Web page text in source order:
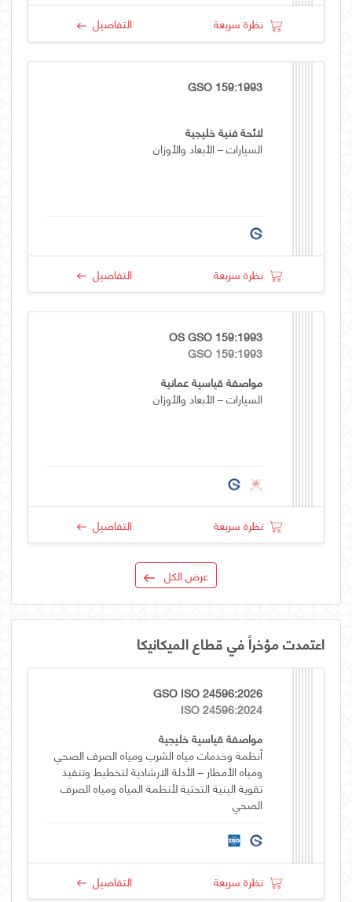
نظرة سريعة التفاصيل
GSO 159:1993
لائحة فنية خليجية
السيارات – الأبعاد والأوزان
نظرة سريعة التفاصيل
OS GSO 159:1993
GSO 159:1993
مواصفة قياسية عمانية
السيارات – الأبعاد والأوزان
نظرة سريعة التفاصيل
عرض الكل
اعتمدت مؤخراً في قطاع الميكانيكا
GSO ISO 24596:2026
ISO 24596:2024
مواصفة قياسية خليجية
أنظمة وخدمات مياه الشرب ومياه الصرف الصحي
ومياه الأمطار – الأدلة الارشادية لتخطيط وتنفيذ
تقوية البنية التحتية لأنظمة المياه ومياه الصرف
الصحي
نظرة سريعة التفاصيل